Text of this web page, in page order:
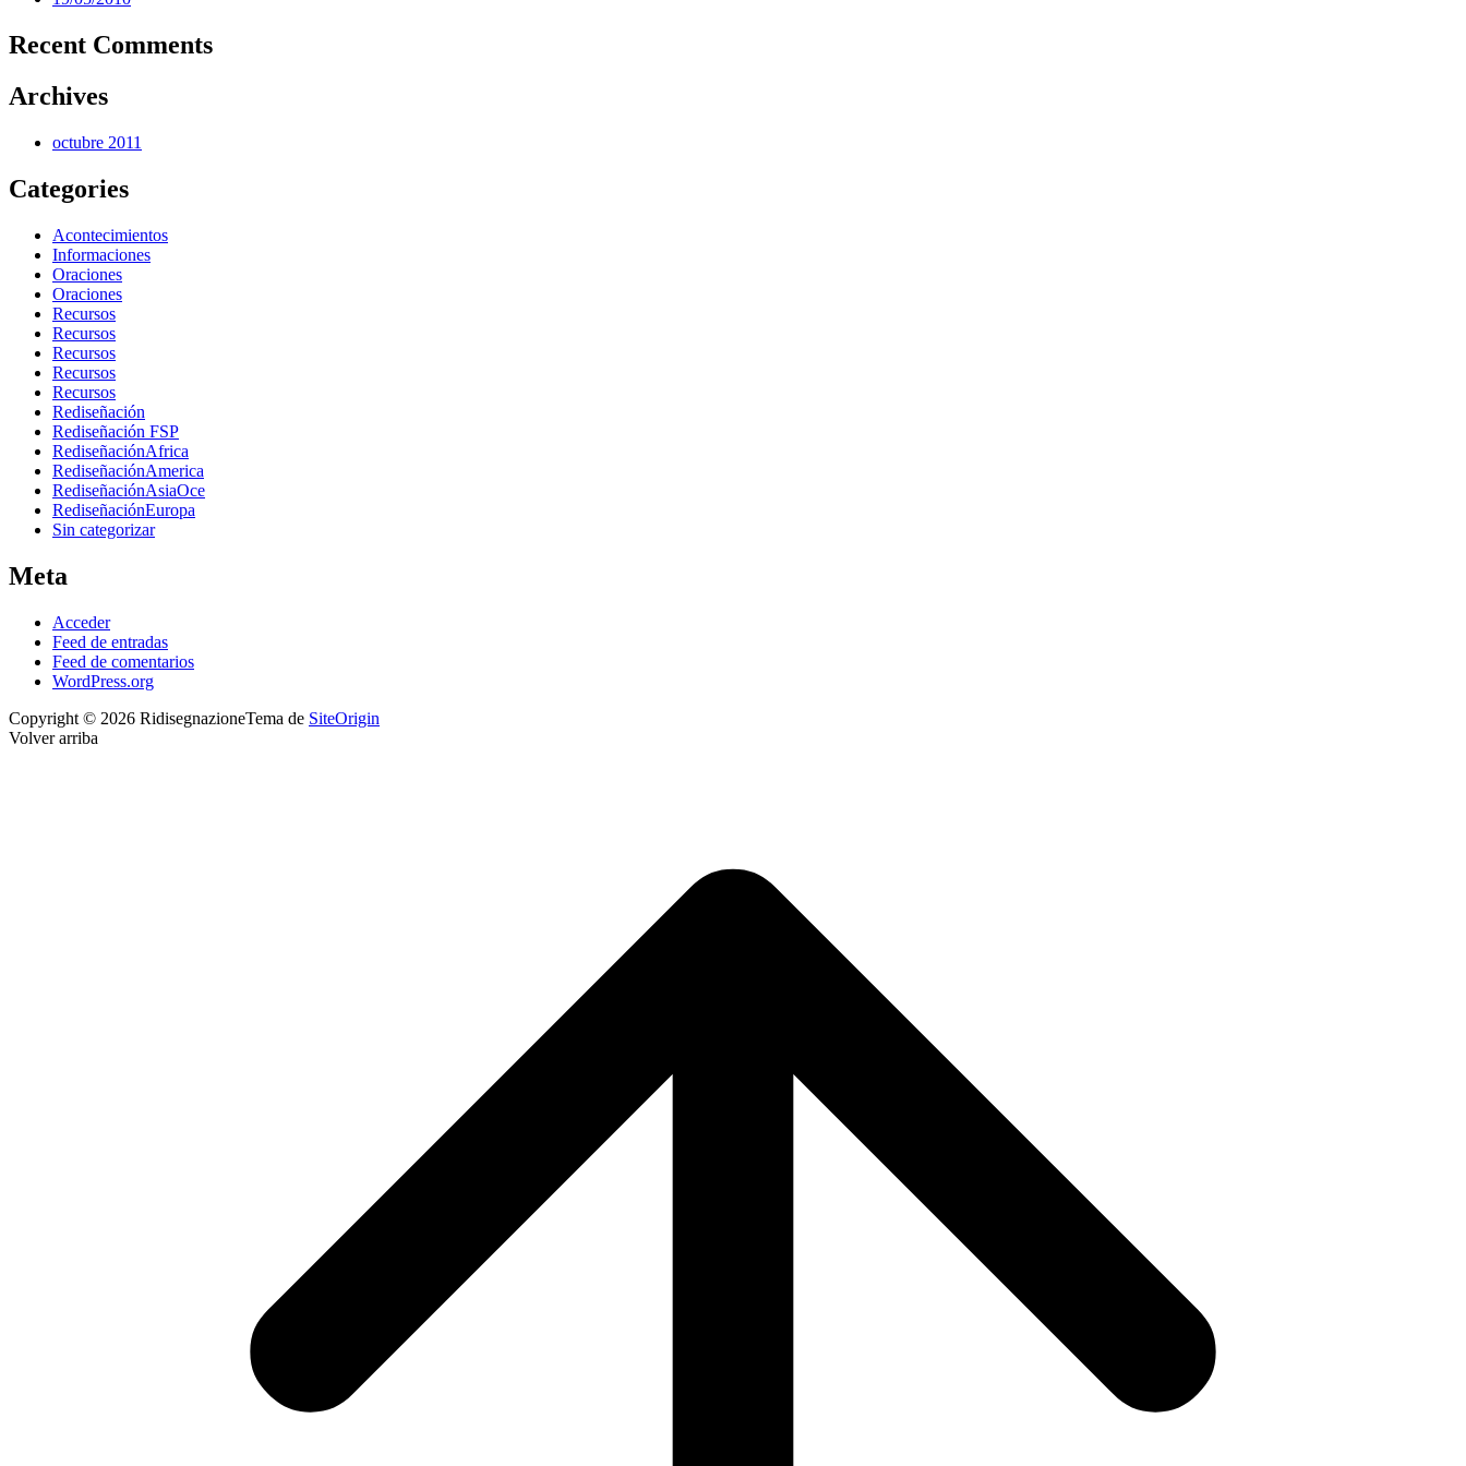
Recent Comments
Archives
octubre 2011
Categories
Acontecimientos
Informaciones
Oraciones
Oraciones
Recursos
Recursos
Recursos
Recursos
Recursos
Rediseñación
Rediseñación FSP
RediseñaciónAfrica
RediseñaciónAmerica
RediseñaciónAsiaOce
RediseñaciónEuropa
Sin categorizar
Meta
Acceder
Feed de entradas
Feed de comentarios
WordPress.org
Copyright © 2026 RidisegnazioneTema de SiteOrigin
Volver arriba